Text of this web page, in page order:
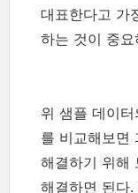
대표한다고 가
하는 것이 중요
위 샘플 데이
를 비교해보면
해결하기 위해
해결하면 된다